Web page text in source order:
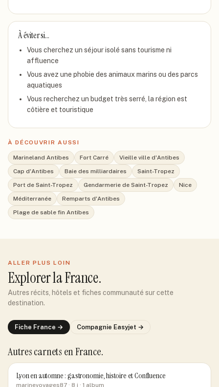
À éviter si…
Vous cherchez un séjour isolé sans tourisme ni
affluence
Vous avez une phobie des animaux marins ou des parcs
aquatiques
Vous recherchez un budget très serré, la région est
côtière et touristique
À DÉCOUVRIR AUSSI
Marineland Antibes Fort Carré
Vieille ville d'Antibes
Cap d'Antibes
Baie des milliardaires
Saint-Tropez
Port de Saint-Tropez
Gendarmerie de Saint-Tropez
Nice
Méditerranée
Remparts d'Antibes
Plage de sable fin Antibes
ALLER PLUS LOIN
Explorerla France.
Autres récits, hôtels et fiches communauté sur cette
destination.
Fiche France → Compagnie Easyjet →
Autres carnets en France.
Lyon en automne : gastronomie, histoire et Confluence
marinevoyages87 · 8 j · 1 album